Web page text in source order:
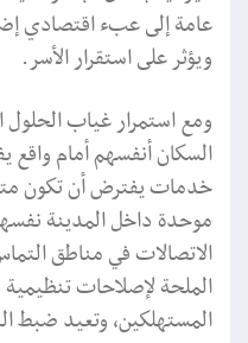
عامة إلى عبء اقتصادي
ويؤثر على استقرار الأسر.
ومع استمرار غياب الحلول
السكان أنفسهم أمام
خدمات يفترض أن تكون
موحدة داخل المدينة
الاتصالات في مناطق
الملحة لإصلاحات
المستهلكين، وتعيد ضبط